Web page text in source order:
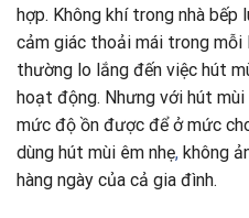
hợp. Không khí trong nhà
cảm giác thoải mái trong mỗi
thường lo lắng đến việc hút
hoạt động. Nhưng với hút mùi
mức độ ồn được để ở mức
dùng hút mùi êm nhẹ, không
hàng ngày của cả gia đình.